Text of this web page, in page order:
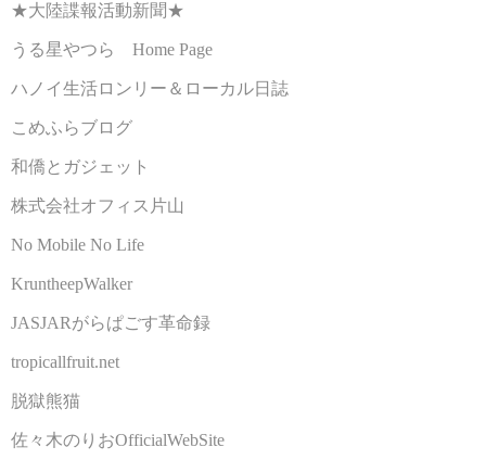
★大陸諜報活動新聞★
うる星やつら Home Page
ハノイ生活ロンリー＆ローカル日誌
こめふらブログ
和僑とガジェット
株式会社オフィス片山
No Mobile No Life
KruntheepWalker
JASJARがらぱごす革命録
tropicallfruit.net
脱獄熊猫
佐々木のりおOfficialWebSite